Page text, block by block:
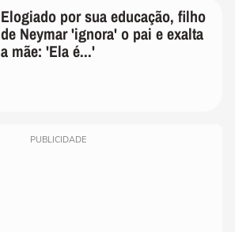
Elogiado por sua educação, filho
de Neymar 'ignora' o pai e exalta
a mãe: 'Ela é...'
PUBLICIDADE